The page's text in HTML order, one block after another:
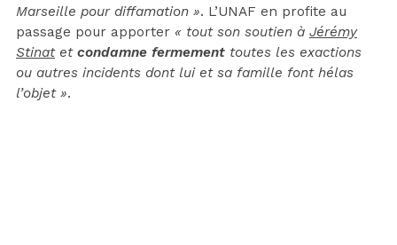
Marseille pour diffamation ». L’UNAF en profite au
passage pour apporter « tout son soutien à Jérémy
Stinatet condamne fermement toutes les exactions
ou autres incidents dont lui et sa famille font hélas
l’objet ».